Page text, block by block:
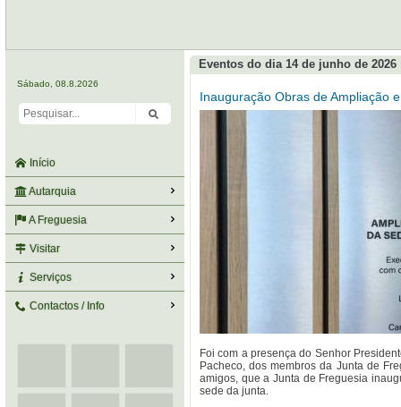
Sábado, 08.8.2026
Início
Autarquia
A Freguesia
Visitar
Serviços
Contactos / Info
Eventos do dia 14 de junho de 2026
Inauguração Obras de Ampliação
Foi com a presença do Senhor
Pacheco, dos membros da Junta de
amigos, que a Junta de Freguesia
sede da junta.